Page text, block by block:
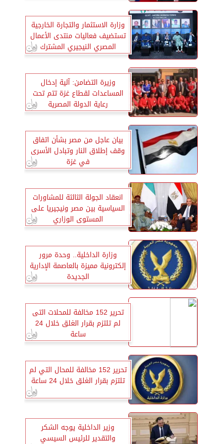
وزارة الاستثمار والتجارة الخارجية
تستضيف فعاليات منتدى الأعمال
المصري النيجيري المشترك
وزيرة التضامن: آلية إدخال
المساعدات لقطاع غزة تتم تحت
رعاية الدولة المصرية
بيان عاجل من مصر بشأن اتفاق
وقف إطلاق النار وتبادل الأسرى
في غزة
انعقاد الجولة الثالثة للمشاورات
السياسية بين مصر ونيجيريا على
المستوى الوزاري
وزارة الداخلية.. وحدة مرور
إلكترونية مميزة بالعاصمة الإدارية
الجديدة
تحرير 152 مخالفة للمحلات التى
لم تلتزم بقرار الغلق خلال 24
ساعة
تحرير 152 مخالفة للمحال التي لم
تلتزم بقرار الغلق خلال 24 ساعة
وزير الداخلية يوجه الشكر
والتقدير للرئيس السيسي